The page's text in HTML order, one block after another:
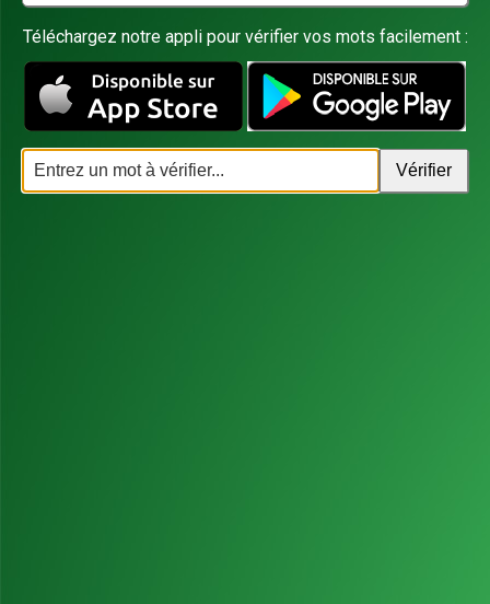
Téléchargez notre appli pour vérifier vos mots facilement :